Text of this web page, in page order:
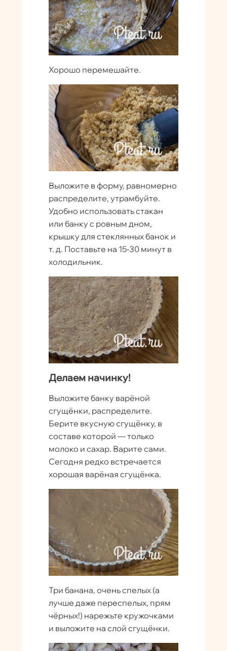
Хорошо перемешайте.
Выложите в форму, равномерно
распределите, утрамбуйте.
Удобно использовать стакан
или банку с ровным дном,
крышку для стеклянных банок и
т. д. Поставьте на 15-30 минут в
холодильник.
Делаем начинку!
Выложите банку варёной
сгущёнки, распределите.
Берите вкусную сгущёнку, в
составе которой — только
молоко и сахар. Варите сами.
Сегодня редко встречается
хорошая варёная сгущёнка.
Три банана, очень спелых (а
лучше даже переспелых, прям
чёрных!) нарежьте кружочками
и выложите на слой сгущёнки.